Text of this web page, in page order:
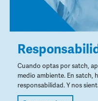
Cuando optas por satch,
medio ambiente. En satch,
responsabilidad. Y nos